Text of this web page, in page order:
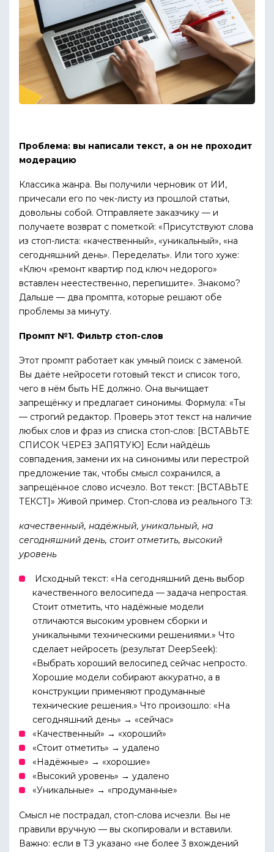
Проблема: вы написали текст, а он не проходит
модерацию
Классика жанра. Вы получили черновик от ИИ,
причесали его по чек-листу из прошлой статьи,
довольны собой. Отправляете заказчику — и
получаете возврат с пометкой: «Присутствуют слова
из стоп-листа: «качественный», «уникальный», «на
сегодняшний день». Переделать». Или того хуже:
«Ключ «ремонт квартир под ключ недорого»
вставлен неестественно, перепишите». Знакомо?
Дальше — два промпта, которые решают обе
проблемы за минуту.
Промпт №1. Фильтр стоп-слов
Этот промпт работает как умный поиск с заменой.
Вы даёте нейросети готовый текст и список того,
чего в нём быть НЕ должно. Она вычищает
запрещёнку и предлагает синонимы. Формула: «Ты
— строгий редактор. Проверь этот текст на наличие
любых слов и фраз из списка стоп-слов: [ВСТАВЬТЕ
СПИСОК ЧЕРЕЗ ЗАПЯТУЮ] Если найдёшь
совпадения, замени их на синонимы или перестрой
предложение так, чтобы смысл сохранился, а
запрещённое слово исчезло. Вот текст: [ВСТАВЬТЕ
ТЕКСТ]» Живой пример. Стоп-слова из реального ТЗ:
качественный, надёжный, уникальный, на
сегодняшний день, стоит отметить, высокий
уровень
Исходный текст: «На сегодняшний день выбор
качественного велосипеда — задача непростая.
Стоит отметить, что надёжные модели
отличаются высоким уровнем сборки и
уникальными техническими решениями.» Что
сделает нейросеть (результат DeepSeek):
«Выбрать хороший велосипед сейчас непросто.
Хорошие модели собирают аккуратно, а в
конструкции применяют продуманные
технические решения.» Что произошло: «На
сегодняшний день» → «сейчас»
«Качественный» → «хороший»
«Стоит отметить» → удалено
«Надёжные» → «хорошие»
«Высокий уровень» → удалено
«Уникальные» → «продуманные»
Смысл не пострадал, стоп-слова исчезли. Вы не
правили вручную — вы скопировали и вставили.
Важно: если в ТЗ указано «не более 3 вхождений